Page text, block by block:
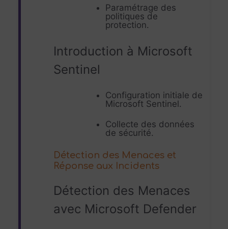
Paramétrage des
politiques de
protection.
Introduction à Microsoft
Sentinel
Configuration initiale de
Microsoft Sentinel.
Collecte des données
de sécurité.
Détection des Menaces et
Réponse aux Incidents
Détection des Menaces
avec Microsoft Defender